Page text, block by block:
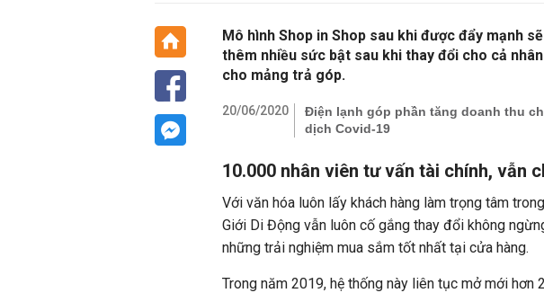
Mô hình Shop in Shop sau khi được đẩy mạnh
thêm nhiều sức bật sau khi thay đổi cho cả
cho mảng trả góp.
20/06/2020
Điện lạnh góp phần tăng doanh thu
dịch Covid-19
10.000 nhân viên tư vấn tài chính, vẫn
Với văn hóa luôn lấy khách hàng làm trọng tâm
Giới Di Động vẫn luôn cố gắng thay đổi không
những trải nghiệm mua sắm tốt nhất tại cửa hàng.
Trong năm 2019, hệ thống này liên tục mở mới hơn